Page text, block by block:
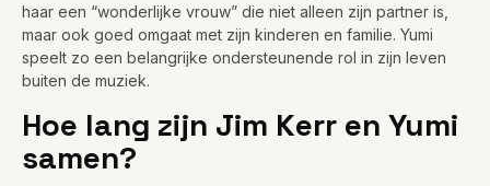
haar een “wonderlijke vrouw” die niet alleen zijn partner is,
maar ook goed omgaat met zijn kinderen en familie. Yumi
speelt zo een belangrijke ondersteunende rol in zijn leven
buiten de muziek.
Hoe lang zijn Jim Kerr en Yumi
samen?